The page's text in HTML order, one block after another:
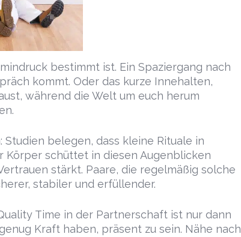
bestimmt ist. Ein Spaziergang nach
kommt. Oder das kurze Innehalten,
während die Welt um euch herum
belegen, dass kleine Rituale in
Körper schüttet in diesen Augenblicken
stärkt. Paare, die regelmäßig solche
stabiler und erfüllender.
Time in der Partnerschaft ist nur dann
Kraft haben, präsent zu sein. Nähe nach